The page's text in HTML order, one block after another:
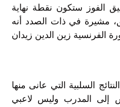
الفوز ستكون نقطة نهاية
مشيرة في ذات الصدد أنه
الفرنسية زين الدين زيدان
السلبية التي عانى منها
إلى المدرب وليس لاعبي